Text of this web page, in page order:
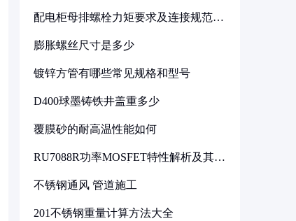
配电柜母排螺栓力矩要求及连接规范详
膨胀螺丝尺寸是多少
镀锌方管有哪些常见规格和型号
D400球墨铸铁井盖重多少
覆膜砂的耐高温性能如何
RU7088R功率MOSFET特性解析及其在
不锈钢通风 管道施工
201不锈钢重量计算方法大全